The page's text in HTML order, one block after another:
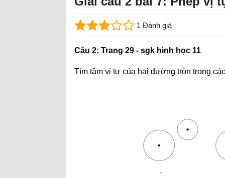
1 Đánh giá
Câu 2: Trang 29 - sgk hình học 11
Tìm tâm vị tự của hai đường tròn trong